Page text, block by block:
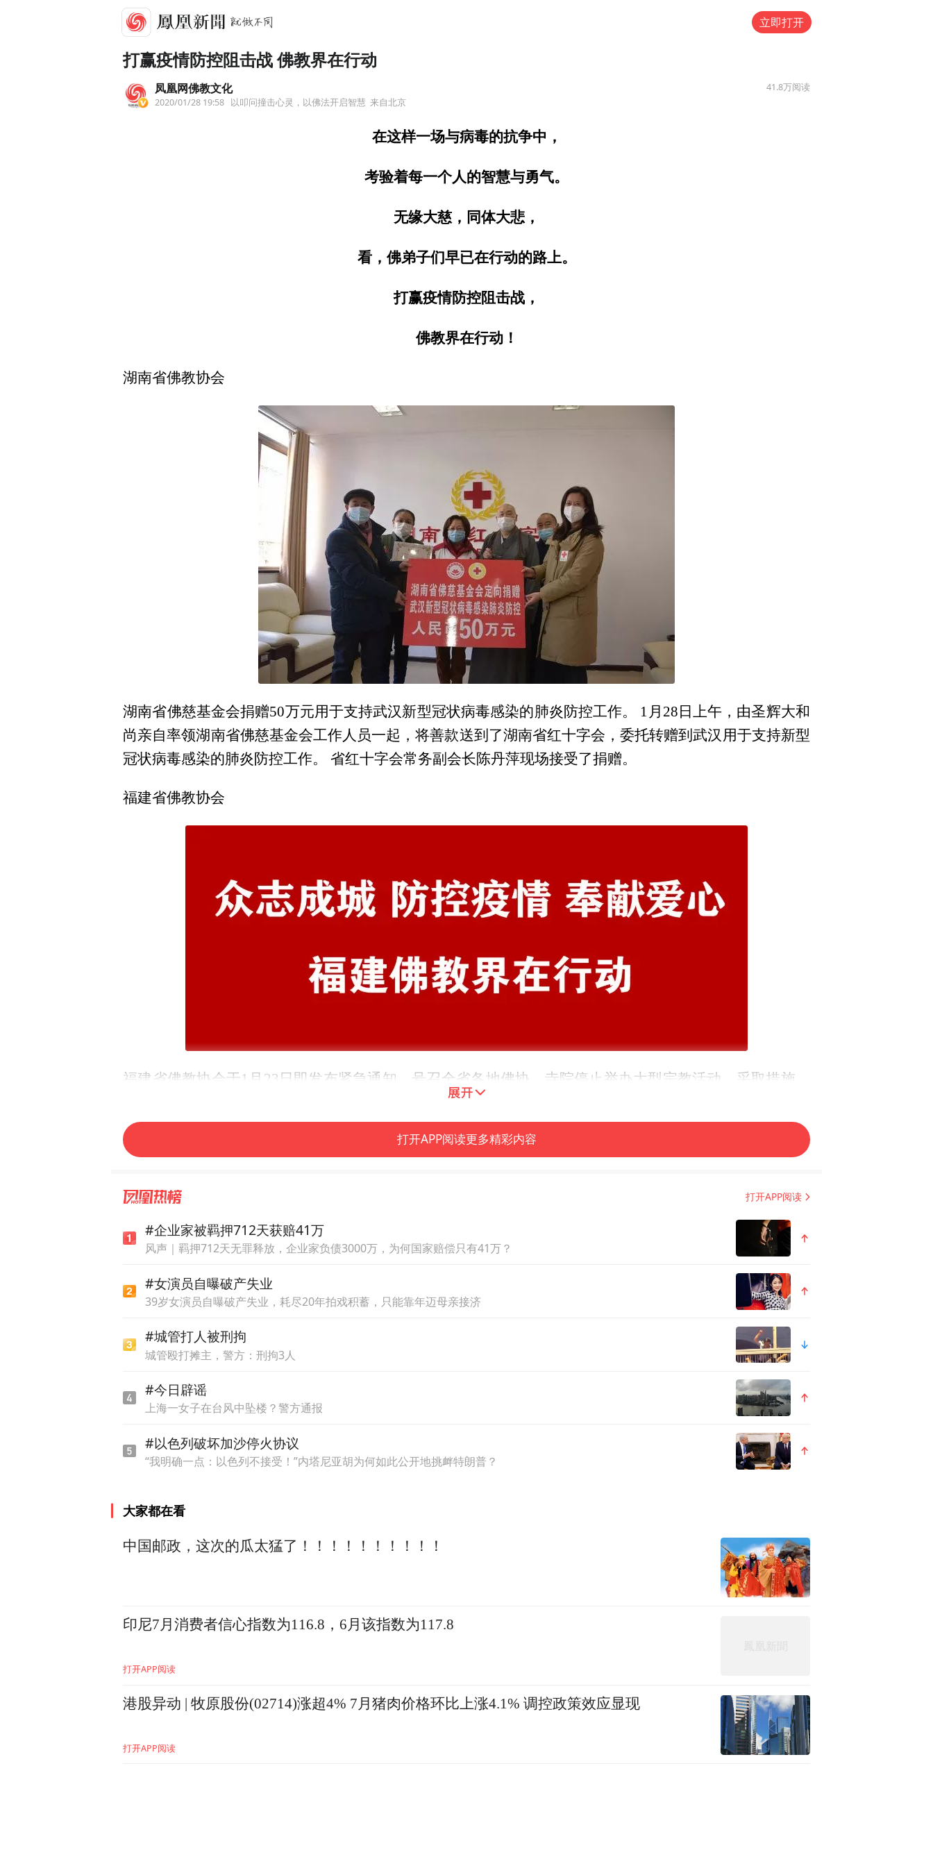
立即打开
打赢疫情防控阻击战 佛教界在行动
凤凰网佛教文化
2020/01/28 19:58 以叩问撞击心灵，以佛法开启智慧 来自北京
41.8万阅读
在这样一场与病毒的抗争中，
考验着每一个人的智慧与勇气。
无缘大慈，同体大悲，
看，佛弟子们早已在行动的路上。
打赢疫情防控阻击战，
佛教界在行动！
湖南省佛教协会
湖南省佛慈基金会捐赠50万元用于支持武汉新型冠状病毒感染的肺炎防控工作。 1月28日上午，由圣辉大和
尚亲自率领湖南省佛慈基金会工作人员一起，将善款送到了湖南省红十字会，委托转赠到武汉用于支持新型
冠状病毒感染的肺炎防控工作。 省红十字会常务副会长陈丹萍现场接受了捐赠。
福建省佛教协会
福建省佛教协会于1月23日即发布紧急通知，号召全省各地佛协、寺院停止举办大型宗教活动，采取措施，
截至1月26日，泉州市佛教界先期捐献善款50万元；截至1月28日，莆田全市佛教界共捐款61.306万元，用于
上海市佛教协会
打开APP阅读更多精彩内容
打开APP阅读
#企业家被羁押712天获赔41万
风声｜羁押712天无罪释放，企业家负债3000万，为何国家赔偿只有41万？
#女演员自曝破产失业
39岁女演员自曝破产失业，耗尽20年拍戏积蓄，只能靠年迈母亲接济
#城管打人被刑拘
城管殴打摊主，警方：刑拘3人
#今日辟谣
上海一女子在台风中坠楼？警方通报
#以色列破坏加沙停火协议
“我明确一点：以色列不接受！”内塔尼亚胡为何如此公开地挑衅特朗普？
大家都在看
中国邮政，这次的瓜太猛了！！！！！！！！！！
印尼7月消费者信心指数为116.8，6月该指数为117.8
打开APP阅读
港股异动 | 牧原股份(02714)涨超4% 7月猪肉价格环比上涨4.1% 调控政策效应显现
打开APP阅读